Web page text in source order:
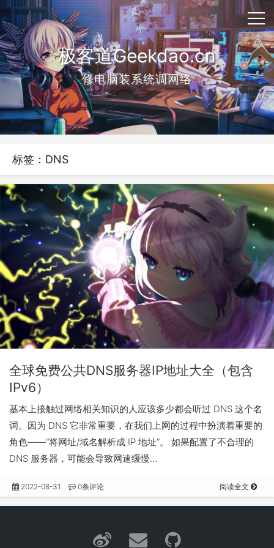
极客道Geekdao.cn
修电脑装系统调网络
标签：DNS
全球免费公共DNS服务器IP地址大全（包含
IPv6）
基本上接触过网络相关知识的人应该多少都会听过 DNS 这个名
词。因为 DNS 它非常重要，在我们上网的过程中扮演着重要的
角色——“将网址/域名解析成 IP 地址”。 如果配置了不合理的
DNS 服务器，可能会导致网速缓慢…
2022-08-31 0条评论 阅读全文